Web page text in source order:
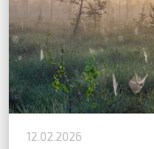
12.02.2026